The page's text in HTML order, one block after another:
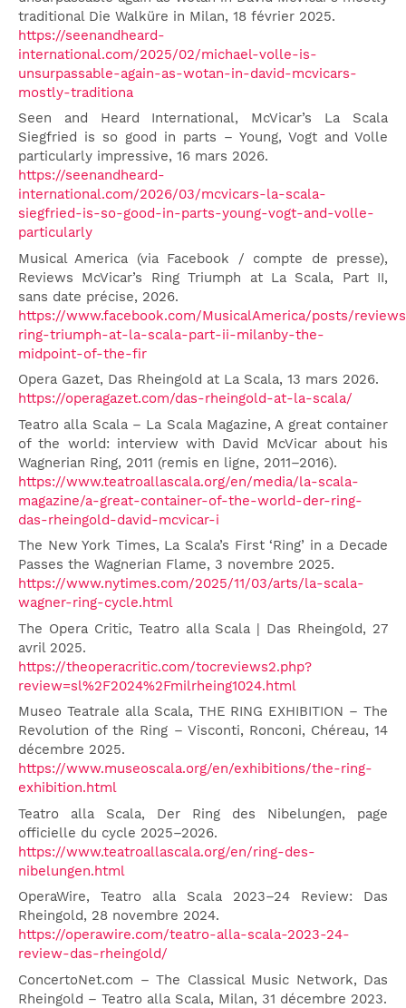
traditional Die Walküre in Milan, 18 février 2025.
https://seenandheard-
international.com/2025/02/michael-volle-is-
unsurpassable-again-as-wotan-in-david-mcvicars-
mostly-traditiona
Seen and Heard International, McVicar’s La Scala
Siegfried is so good in parts – Young, Vogt and Volle
particularly impressive, 16 mars 2026.
https://seenandheard-
international.com/2026/03/mcvicars-la-scala-
siegfried-is-so-good-in-parts-young-vogt-and-volle-
particularly
Musical America (via Facebook / compte de presse),
Reviews McVicar’s Ring Triumph at La Scala, Part II,
sans date précise, 2026.
https://www.facebook.com/MusicalAmerica/posts/
ring-triumph-at-la-scala-part-ii-milanby-the-
midpoint-of-the-fir
Opera Gazet, Das Rheingold at La Scala, 13 mars 2026.
https://operagazet.com/das-rheingold-at-la-scala/
Teatro alla Scala – La Scala Magazine, A great container
of the world: interview with David McVicar about his
Wagnerian Ring, 2011 (remis en ligne, 2011–2016).
https://www.teatroallascala.org/en/media/la-scala-
magazine/a-great-container-of-the-world-der-ring-
das-rheingold-david-mcvicar-i
The New York Times, La Scala’s First ‘Ring’ in a Decade
Passes the Wagnerian Flame, 3 novembre 2025.
https://www.nytimes.com/2025/11/03/arts/la-scala-
wagner-ring-cycle.html
The Opera Critic, Teatro alla Scala | Das Rheingold, 27
avril 2025.
https://theoperacritic.com/tocreviews2.php?
review=sl%2F2024%2Fmilrheing1024.html
Museo Teatrale alla Scala, THE RING EXHIBITION – The
Revolution of the Ring – Visconti, Ronconi, Chéreau, 14
décembre 2025.
https://www.museoscala.org/en/exhibitions/the-ring-
exhibition.html
Teatro alla Scala, Der Ring des Nibelungen, page
officielle du cycle 2025–2026.
https://www.teatroallascala.org/en/ring-des-
nibelungen.html
OperaWire, Teatro alla Scala 2023–24 Review: Das
Rheingold, 28 novembre 2024.
https://operawire.com/teatro-alla-scala-2023-24-
review-das-rheingold/
ConcertoNet.com – The Classical Music Network, Das
Rheingold – Teatro alla Scala, Milan, 31 décembre 2023.